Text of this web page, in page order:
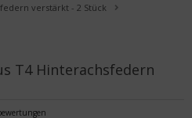
verstärkt - 2 Stück
T4 Hinterachsfedern